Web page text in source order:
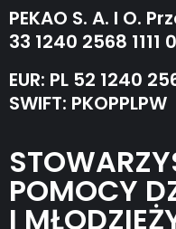
PEKAO S. A. I O.
33 1240 2568
EUR: PL 52 1240
SWIFT: PKOPPLPW
POMOCY
I